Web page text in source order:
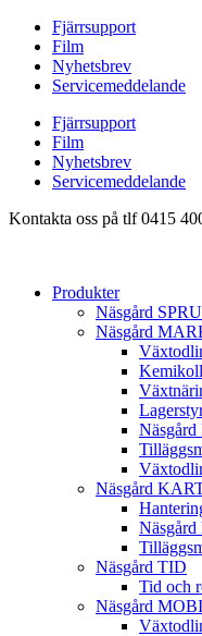
Hoppa
innehåll
Fjärrsupport
Film
Nyhetsbrev
Servicemeddelande
Fjärrsupport
Film
Nyhetsbrev
Servicemeddelande
Kontakta oss på tlf 0415
Produkter
Näsgård
Näsgård
Näsgård
Näsgård
Näsgård
Näsgård TID
Tid och
Näsgård